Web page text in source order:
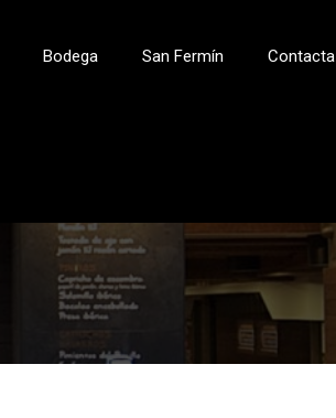
Bodega San Fermín Contacta